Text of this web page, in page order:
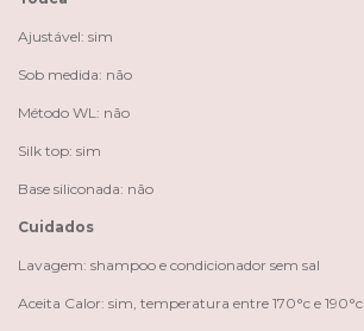
Ajustável: sim
Sob medida: não
Método WL: não
Silk top: sim
Base siliconada: não
Cuidados
Lavagem: shampoo e condicionador sem sal
Aceita Calor: sim, temperatura entre 170°c e 190°c